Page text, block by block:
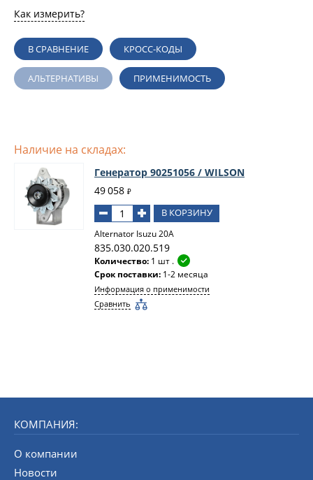
Как измерить?
В СРАВНЕНИЕ КРОСС-КОДЫ
АЛЬТЕРНАТИВЫ ПРИМЕНИМОСТЬ
Наличие на складах:
Генератор 90251056 / WILSON
49 058 ₽
В КОРЗИНУ
Alternator Isuzu 20A
835.030.020.519
Количество: 1 шт .
Срок поставки: 1-2 месяца
Информация о применимости
Сравнить
КОМПАНИЯ:
О компании
Новости